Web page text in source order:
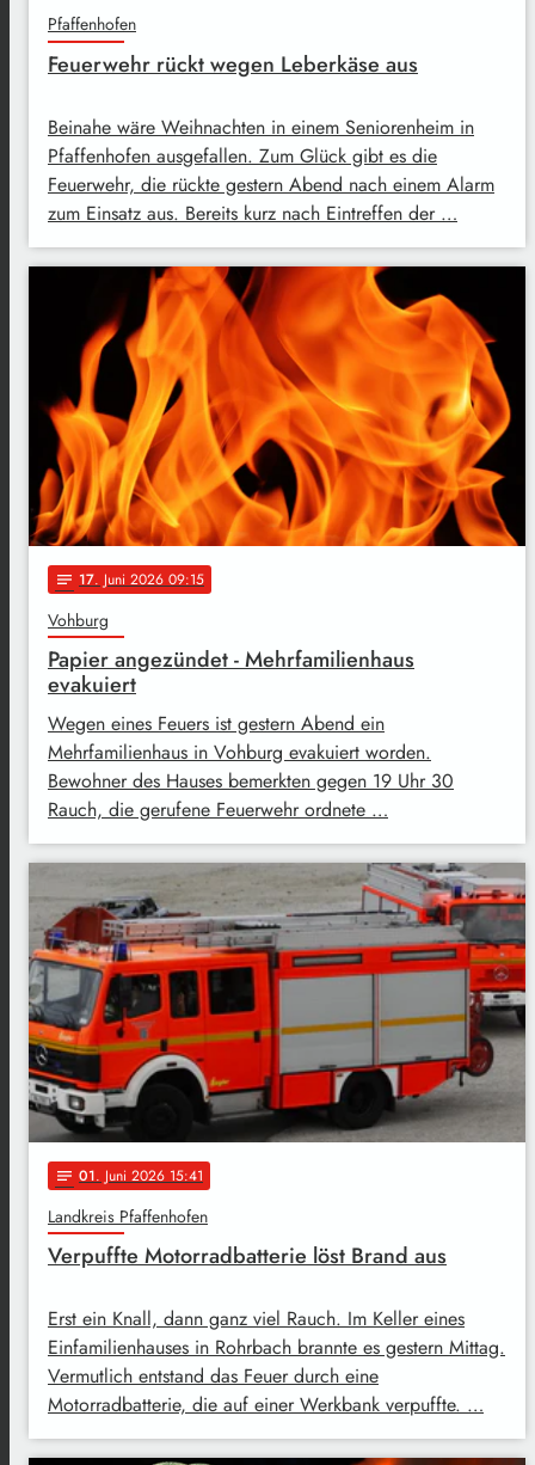
Pfaffenhofen
Feuerwehr rückt wegen Leberkäse aus
Beinahe wäre Weihnachten in einem Seniorenheim in
Pfaffenhofen ausgefallen. Zum Glück gibt es die
Feuerwehr, die rückte gestern Abend nach einem Alarm
zum Einsatz aus. Bereits kurz nach Eintreffen der …
notes 17. Juni 2026 09:15
Vohburg
Papier angezündet - Mehrfamilienhaus
evakuiert
Wegen eines Feuers ist gestern Abend ein
Mehrfamilienhaus in Vohburg evakuiert worden.
Bewohner des Hauses bemerkten gegen 19 Uhr 30
Rauch, die gerufene Feuerwehr ordnete …
notes 01. Juni 2026 15:41
Landkreis Pfaffenhofen
Verpuffte Motorradbatterie löst Brand aus
Erst ein Knall, dann ganz viel Rauch. Im Keller eines
Einfamilienhauses in Rohrbach brannte es gestern Mittag.
Vermutlich entstand das Feuer durch eine
Motorradbatterie, die auf einer Werkbank verpuffte. …